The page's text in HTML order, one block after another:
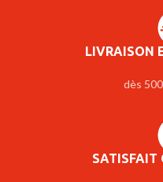
LIVRAISON
dès
SATISFAIT